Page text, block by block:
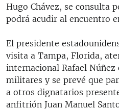
Hugo Chávez, se consulta
podrá acudir al encuentro
El presidente
visita a Tampa, Florida,
internacional Rafael
militares y se prevé que
a otros dignatarios
anfitrión Juan Manuel